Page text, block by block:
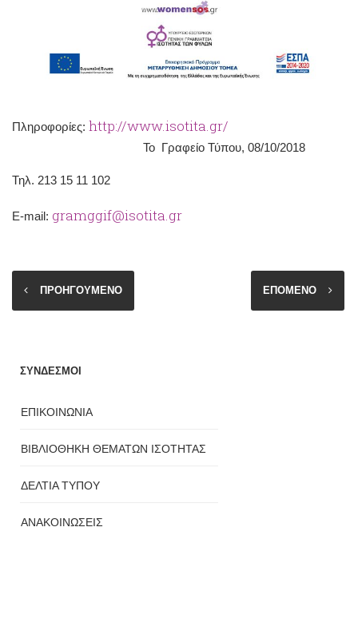
Πληροφορίες: http://www.isotita.gr/
Το Γραφείο Τύπου, 08/10/2018
Τηλ. 213 15 11 102
Ε-mail: gramggif@isotita.gr
ΠΡΟΗΓΟΥΜΕΝΟ ΕΠΟΜΕΝΟ
ΣΥΝΔΕΣΜΟΙ
ΕΠΙΚΟΙΝΩΝΙΑ
ΒΙΒΛΙΟΘΗΚΗ ΘΕΜΑΤΩΝ ΙΣΟΤΗΤΑΣ
ΔΕΛΤΙΑ ΤΥΠΟΥ
ΑΝΑΚΟΙΝΩΣΕΙΣ